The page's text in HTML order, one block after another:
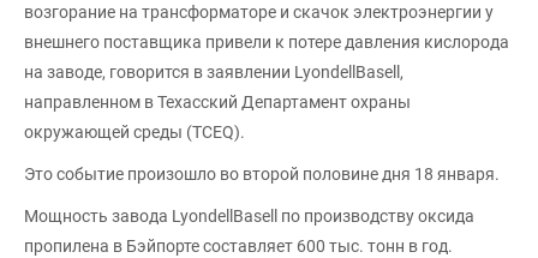
возгорание на трансформаторе и скачок электроэнергии у
внешнего поставщика привели к потере давления кислорода
на заводе, говорится в заявлении LyondellBasell,
направленном в Техасский Департамент охраны
окружающей среды (TCEQ).
Это событие произошло во второй половине дня 18 января.
Мощность завода LyondellBasell по производству оксида
пропилена в Бэйпорте составляет 600 тыс. тонн в год.